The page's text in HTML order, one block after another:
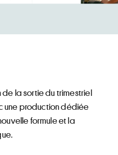
la sortie du trimestriel
une production dédiée
formule et la